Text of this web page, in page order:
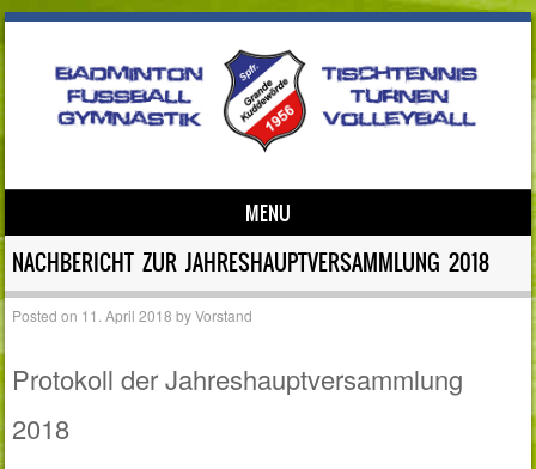
MENU
Skip to content
NACHBERICHT ZUR JAHRESHAUPTVERSAMMLUNG 2018
Posted on 11. April 2018 byVorstand
Protokoll der Jahreshauptversammlung
2018